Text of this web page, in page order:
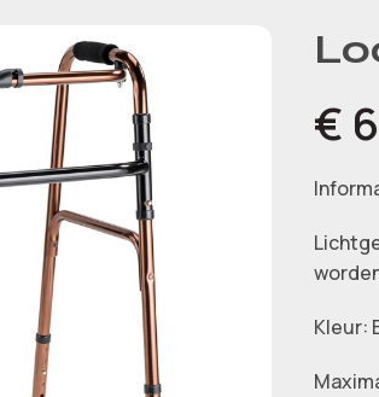
€
Kleur: